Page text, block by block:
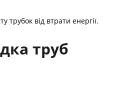
трубок від втрати енергії.
труб